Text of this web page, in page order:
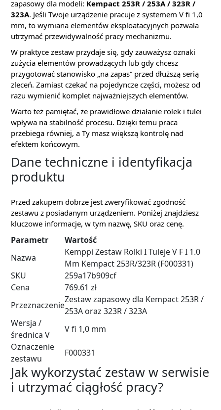
zapasowy dla modeli: Kempact 253R / 253A / 323R /
323A. Jeśli Twoje urządzenie pracuje z systemem V fi 1,0
mm, to wymiana elementów eksploatacyjnych pozwala
utrzymać przewidywalność pracy mechanizmu.
W praktyce zestaw przydaje się, gdy zauważysz oznaki
zużycia elementów prowadzących lub gdy chcesz
przygotować stanowisko „na zapas” przed dłuższą serią
zleceń. Zamiast czekać na pojedyncze części, możesz od
razu wymienić komplet najważniejszych elementów.
Warto też pamiętać, że prawidłowe działanie rolek i tulei
wpływa na stabilność procesu. Dzięki temu praca
przebiega równiej, a Ty masz większą kontrolę nad
efektem końcowym.
Dane techniczne i identyfikacja
produktu
Przed zakupem dobrze jest zweryfikować zgodność
zestawu z posiadanym urządzeniem. Poniżej znajdziesz
kluczowe informacje, w tym nazwę, SKU oraz cenę.
Parametr
Wartość
Nazwa
Kemppi Zestaw Rolki I Tuleje V F I 1.0
Mm Kempact 253R/323R (F000331)
SKU
259a17b909cf
Cena
769.61 zł
Przeznaczenie
Zestaw zapasowy dla Kempact 253R /
253A oraz 323R / 323A
Wersja /
średnica V
V fi 1,0 mm
Oznaczenie
zestawu
F000331
Jak wykorzystać zestaw w serwisie
i utrzymać ciągłość pracy?